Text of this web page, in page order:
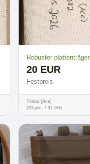
Robuster plattenträger
20 EUR
Festpreis
Timbo [Ace]
(39 pos. / 97.5%)